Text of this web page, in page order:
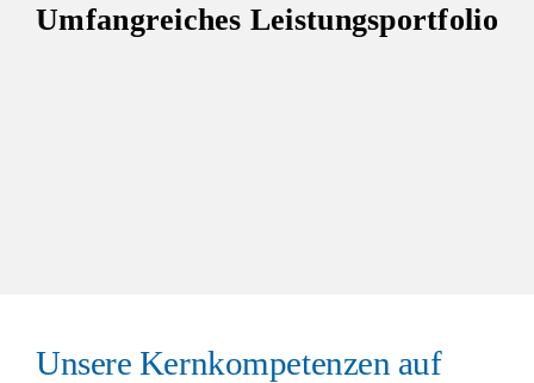
Umfangreiches Leistungsportfolio
Unsere Kernkompetenzen auf